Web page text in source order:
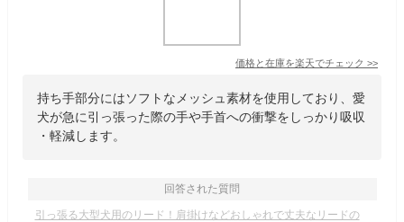
価格と在庫を楽天でチェック >>
持ち手部分にはソフトなメッシュ素材を使用しており、愛
犬が急に引っ張った際の手や手首への衝撃をしっかり吸収
・軽減します。
回答された質問
引っ張る大型犬用のリード！肩掛けなどおしゃれで丈夫なリードの